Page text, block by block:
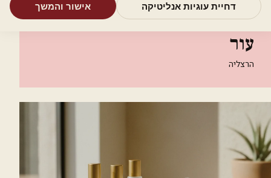
ד"ר יורם הרט-מומחה למחלות
עור
הרצליה
דחיית עוגיות אנליטיקה אישור והמשך